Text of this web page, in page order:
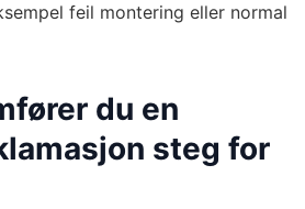
feil montering eller normal
du en
steg for